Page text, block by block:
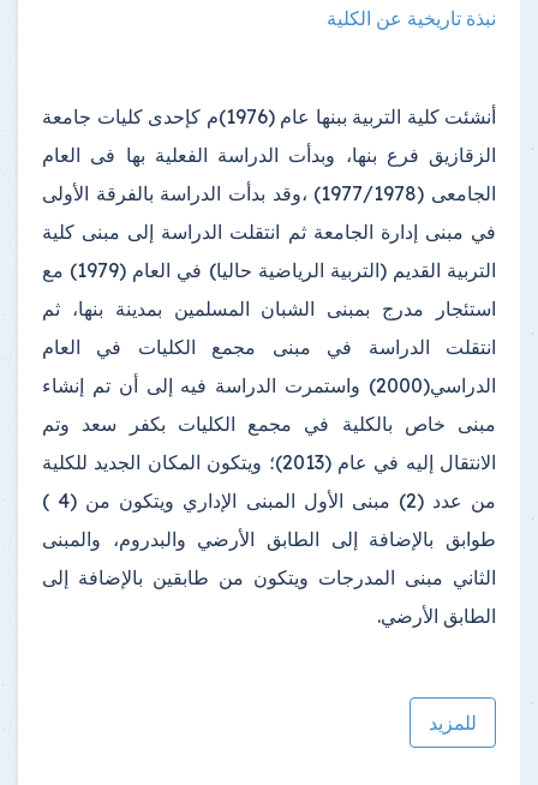
نبذة تاريخية عن الكلية
أنشئت كلية التربية ببنها عام (1976)م كإحدى كليات جامعة
الزقازيق فرع بنها، وبدأت الدراسة الفعلية بها فى العام
الجامعى (1977/1978) ،وقد بدأت الدراسة بالفرقة الأولى
في مبنى إدارة الجامعة ثم انتقلت الدراسة إلى مبنى كلية
التربية القديم (التربية الرياضية حاليا) في العام (1979) مع
استئجار مدرج بمبنى الشبان المسلمين بمدينة بنها، ثم
انتقلت الدراسة في مبنى مجمع الكليات في العام
الدراسي(2000) واستمرت الدراسة فيه إلى أن تم إنشاء
مبنى خاص بالكلية في مجمع الكليات بكفر سعد وتم
الانتقال إليه في عام (2013)؛ ويتكون المكان الجديد للكلية
من عدد (2) مبنى الأول المبنى الإداري ويتكون من (4 )
طوابق بالإضافة إلى الطابق الأرضي والبدروم، والمبنى
الثاني مبنى المدرجات ويتكون من طابقين بالإضافة إلى
الطابق الأرضي.
للمزيد